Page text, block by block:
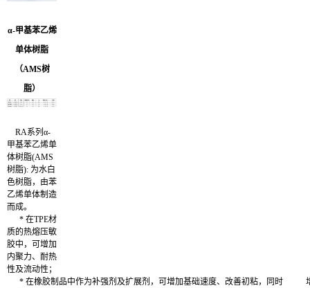
α-甲基苯乙烯
单体树脂
（AMS树
脂）
RA系列α-
甲基苯乙烯单
体树脂(AMS
树脂): 为水白
色树脂，由苯
乙烯单体制造
而成。
* 在TPE材
质的热熔压敏
胶中，可增加
内聚力、耐热
性及流动性；
* 在橡胶制品中作为补强剂及扩展剂，可增加基础速度、改善初粘，同时